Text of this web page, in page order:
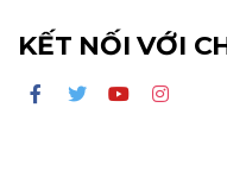
KẾT NỐI VỚI